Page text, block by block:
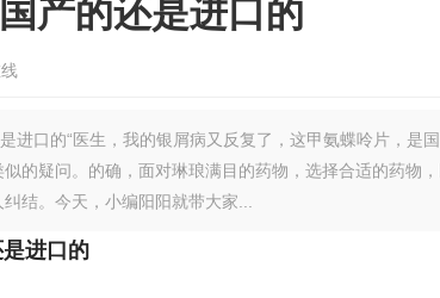
产的还是进口的
进口的“医生，我的银屑病又反复了，这甲氨蝶呤片，是
的疑问。的确，面对琳琅满目的药物，选择合适的药物
结。今天，小编阳阳就带大家...
进口的